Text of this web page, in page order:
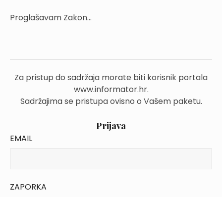
Proglašavam Zakon...
Za pristup do sadržaja morate biti korisnik portala
www.informator.hr.
Sadržajima se pristupa ovisno o Vašem paketu.
Prijava
EMAIL
ZAPORKA